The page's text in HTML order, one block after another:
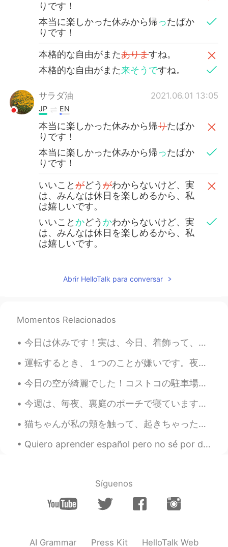
りです！
本当に楽しかった休みから帰ったばか
りです！
本格的な自由がまたありますね。
本格的な自由がまた来そうですね。
サラダ油 2021.06.01 13:05
JP EN
本当に楽しかった休みから帰りたばか
りです！
本当に楽しかった休みから帰ったばか
りです！
いいことがどうがわからないけど、実
は、みんなは休日を楽しめるから、私
は嬉しいです。
いいことかどうかわからないけど、実
は、みんなは休日を楽しめるから、私
は嬉しいです。
Abrir HelloTalk para conversar
Momentos Relacionados
今日は休みです！実は、今日、着飾って、化粧して、外行って、買い物したい！女性のものをやりたい！👒👗💄その感じです。でも(大きな「でも」)、めっちゃ暑い！🥵そして、猫ちゃんの寝るのは羨ましい！だか...
運転するとき、１つのことが嫌いです。夜雨が降っているときです。逆に、それの環境で写真を撮るのが大好きです。玉石での光の反射が美しいだから。そして、環境と人々の感じも好きです。Leonid Afr...
今日の空が綺麗でした！コストコの駐車場で撮りました。日没後、月が見えます！🌙✨ 空は澄んでいるから、もっと暗闇になると、星がたくさん見えます。⭐️ 先週はお父さんの誕生日でお父さんと話せなかっ...
今週は、毎夜、裏庭のポーチで寝ています。実は、仕事中にここで寝ちゃった。あとは、ポーチで寝るのは好きになりました。 天気がとても気持ちいい！キャンプみたい。 他の猫と新しい子猫ちゃん(モモちゃん...
猫ちゃんが私の頬を触って、起きちゃった。今寝られない。頬が痛くて腫れている。「腫れてる」と「晴れてる」の漢字と読み方は似てると気づいた！確かに月が体に関係があって、もっと重くなったら、腫れるにな...
Quiero aprender español pero no sé por dónde empezar. Me gustaría comunicarme mejor con mis pacie...
Síguenos
AI Grammar Press Kit HelloTalk Web